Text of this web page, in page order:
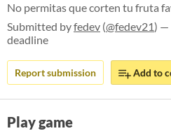
No permitas que corten tu fruta
Submitted byfedev (@fedev21) —
deadline
Report submission Add to
Play game